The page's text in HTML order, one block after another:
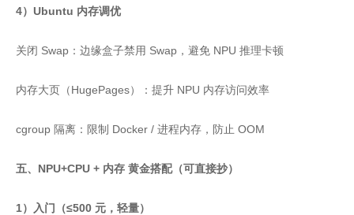
4）Ubuntu 内存调优
关闭 Swap：边缘盒子禁用 Swap，避免 NPU 推理卡顿
内存大页（HugePages）：提升 NPU 内存访问效率
cgroup 隔离：限制 Docker / 进程内存，防止 OOM
五、NPU+CPU + 内存 黄金搭配（可直接抄）
1）入门（≤500 元，轻量）